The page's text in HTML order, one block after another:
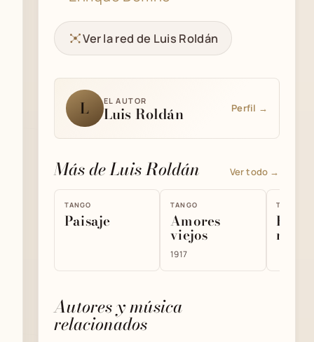
Ver la red de Luis Roldán
L EL AUTOR
Luis Roldán Perfil →
Más de Luis Roldán Ver todo →
TANGO
Paisaje
TANGO
Amores
viejos
1917
TANGO
mi
Autores y música
relacionados